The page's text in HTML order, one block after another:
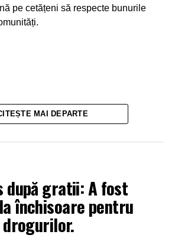
pe cetățeni să respecte bunurile
MAI DEPARTE
după gratii: A fost
închisoare pentru